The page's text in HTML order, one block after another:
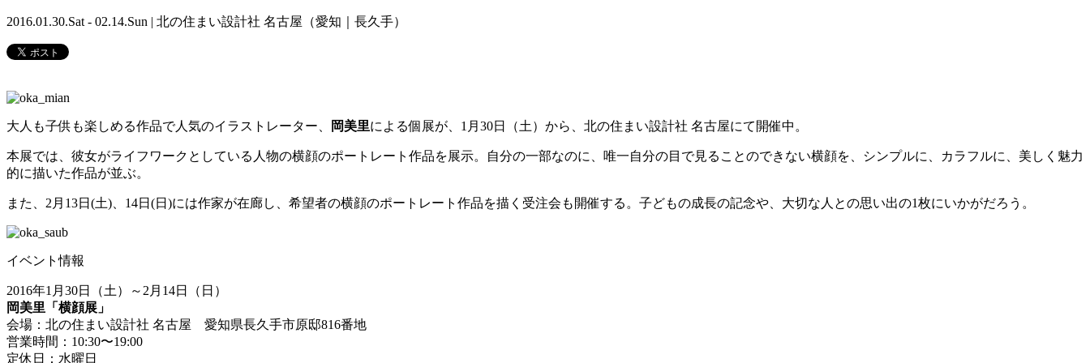
2016.01.30.Sat - 02.14.Sun | 北の住まい設計社 名古屋（愛知｜長久手）
大人も子供も楽しめる作品で人気のイラストレーター、 岡美里による個展が、1月30日（土）から、北の住まい設計社 名古屋にて開催中。
本展では、彼女がライフワークとしている人物の横顔のポートレート作品を展示。自分の一部なのに、唯一自分の目で見ることのできない横顔を、シンプルに、カラフルに、美しく魅力
的に描いた作品が並ぶ。
また、2月13日(土)、14日(日)には作家が在廊し、希望者の横顔のポートレート作品を描く受注会も開催する。子どもの成長の記念や、大切な人との思い出の1枚にいかがだろう。
イベント情報
2016年1月30日（土）～2月14日（日）
岡美里「横顔展」
会場：北の住まい設計社 名古屋 愛知県長久手市原邸816番地
営業時間：10:30〜19:00
定休日：水曜日